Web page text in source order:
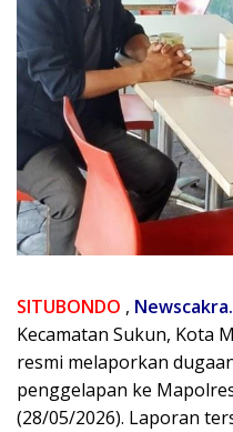
SITUBONDO ,
Kecamatan Sukun, Kota
resmi melaporkan
penggelapan ke
(28/05/2026). Laporan